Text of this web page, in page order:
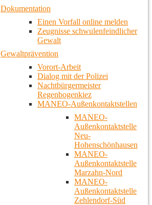
Dokumentation
Einen Vorfall online melden
Zeugnisse schwulenfeindlicher
Gewalt
Gewaltprävention
Vorort-Arbeit
Dialog mit der Polizei
Nachtbürgermeister
Regenbogenkiez
MANEO-Außenkontaktstellen
MANEO-
Außenkontaktstelle
Neu-
Hohenschönhausen
MANEO-
Außenkontaktstelle
Marzahn-Nord
MANEO-
Außenkontaktstelle
Zehlendorf-Süd